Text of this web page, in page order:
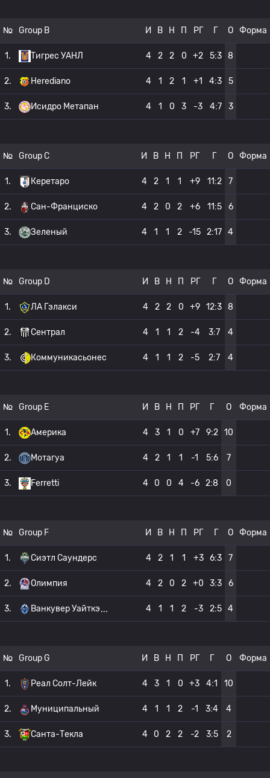
№ Group B И В Н П РГ Г О Форма
1. Тигрес УАНЛ 4 2 2 0 +2 5:3 8
2. Herediano 4 1 2 1 +1 4:3 5
3. Исидро Метапан 4 1 0 3 -3 4:7 3
№ Group C И В Н П РГ Г О Форма
1. Керетаро 4 2 1 1 +9 11:2 7
2. Сан-Франциско 4 2 0 2 +6 11:5 6
3. Зеленый 4 1 1 2 -15 2:17 4
№ Group D И В Н П РГ Г О Форма
1. ЛА Гэлакси 4 2 2 0 +9 12:3 8
2. Сентрал 4 1 1 2 -4 3:7 4
3. Коммуникасьонес 4 1 1 2 -5 2:7 4
№ Group E И В Н П РГ Г О Форма
1. Америка 4 3 1 0 +7 9:2 10
2. Мотагуа 4 2 1 1 -1 5:6 7
3. Ferretti 4 0 0 4 -6 2:8 0
№ Group F И В Н П РГ Г О Форма
1. Сиэтл Саундерс 4 2 1 1 +3 6:3 7
2. Олимпия 4 2 0 2 +0 3:3 6
3. Ванкувер Уайткэ 4 1 1 2 -3 2:5 4
№ Group G И В Н П РГ Г О Форма
1. Реал Солт-Лейк 4 3 1 0 +3 4:1 10
2. Муниципальный 4 1 1 2 -1 3:4 4
3. Санта-Текла 4 0 2 2 -2 3:5 2